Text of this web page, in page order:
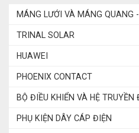
MÁNG LƯỚI VÀ MÁNG
TRINAL SOLAR
HUAWEI
PHOENIX CONTACT
BỘ ĐIỀU KHIỂN VÀ HỆ
PHỤ KIỆN DÂY CÁP ĐIỆN